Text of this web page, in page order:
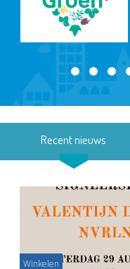
Recent nieuws
Winkelen